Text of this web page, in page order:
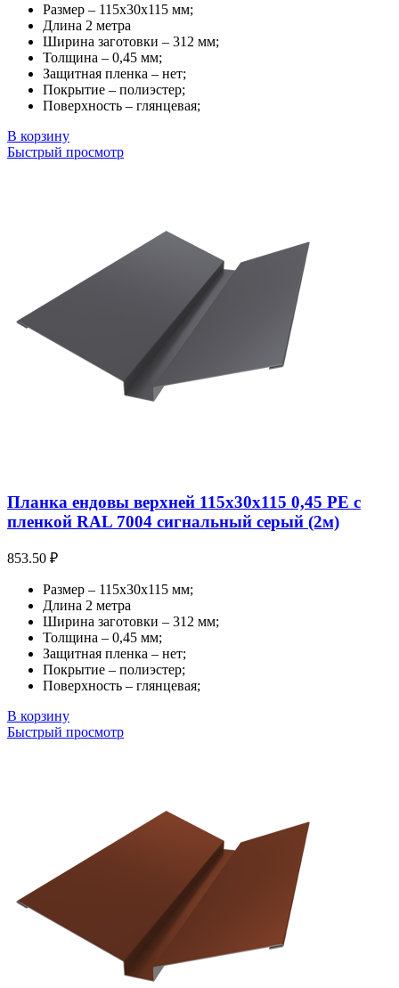
Размер – 115х30х115 мм;
Длина 2 метра
Ширина заготовки – 312 мм;
Толщина – 0,45 мм;
Защитная пленка – нет;
Покрытие – полиэстер;
Поверхность – глянцевая;
В корзину
Быстрый просмотр
Планка ендовы верхней 115х30х115 0,45 PE с
пленкой RAL 7004 сигнальный серый (2м)
853.50 ₽
Размер – 115х30х115 мм;
Длина 2 метра
Ширина заготовки – 312 мм;
Толщина – 0,45 мм;
Защитная пленка – нет;
Покрытие – полиэстер;
Поверхность – глянцевая;
В корзину
Быстрый просмотр